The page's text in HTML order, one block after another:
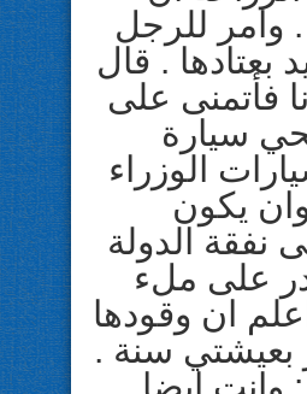
. وامر للرجل
بعتادها . قال
فأتمنى على
سيارة
الوزراء
يكون
نفقة الدولة
على ملء
ان وقودها
سنة .
وانت ايضا